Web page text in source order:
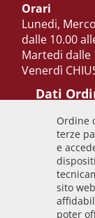
Orari
Lunedi,
dalle 10.00
Martedi dalle
Venerdì
Dati
Codice
92009700458
Codice IPA
odpt_to
Linee
Ordine
terze
e
sito
poter